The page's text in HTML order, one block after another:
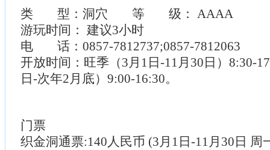
类 型：洞穴 等 级： AAAA
游玩时间： 建议3小时
电 话：0857-7812737;0857-7812063
开放时间：旺季（3月1日-11月30日）8:30-
日-次年2月底）9:00-16:30。
门票
织金洞通票:140人民币 (3月1日-11月30日 周